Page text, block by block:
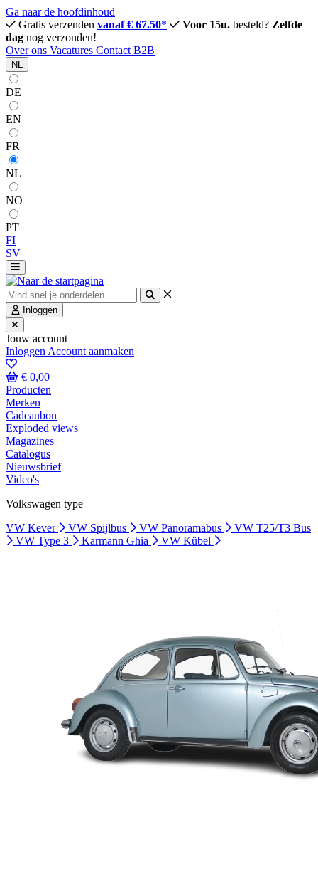
Ga naar de hoofdinhoud
Gratis verzenden vanaf € 67.50* Voor 15u. besteld? Zelfde
dag nog verzonden!
Over ons Vacatures Contact B2B
NL
DE
EN
FR
NL
NO
PT
FI
SV
Inloggen
Jouw account
Inloggen Account aanmaken
€ 0,00
Producten
Merken
Cadeaubon
Exploded views
Magazines
Catalogus
Nieuwsbrief
Video's
Volkswagen type
VW Kever
VW Spijlbus VW Panoramabus
VW T25/T3 Bus
VW Type 3
Karmann Ghia VW Kübel